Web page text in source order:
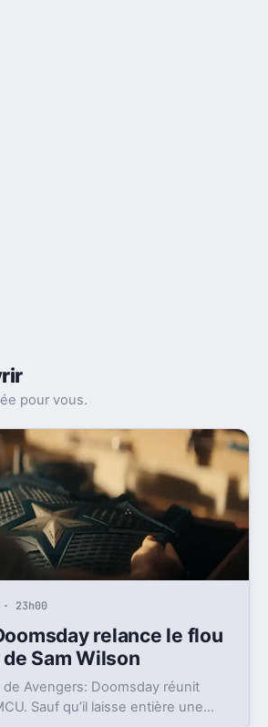
pour vous.
23h00
relance le flou
de Sam Wilson
de Avengers: Doomsday réunit
Sauf qu’il laisse entière une